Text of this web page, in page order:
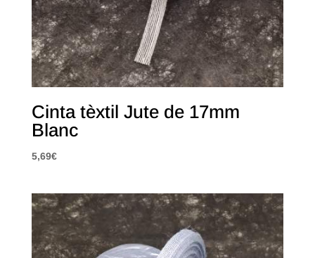
Cinta tèxtil Jute de 17mm
Blanc
5,69€